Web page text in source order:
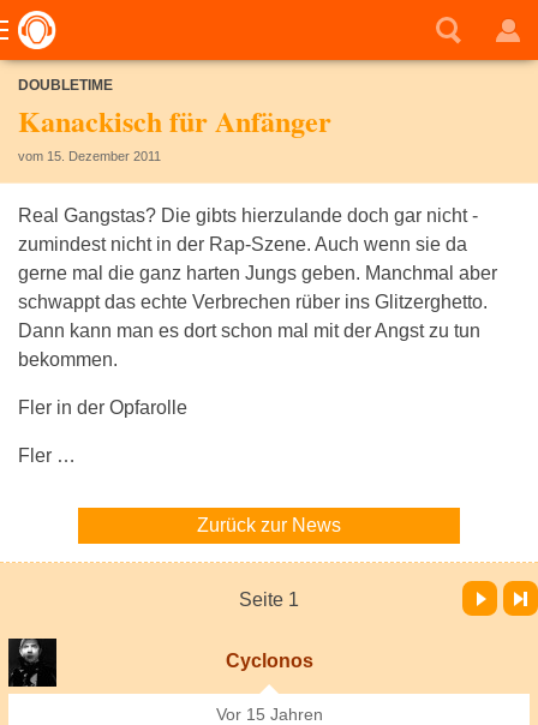
DOUBLETIME
Kanackisch für Anfänger
vom 15. Dezember 2011
Real Gangstas? Die gibts hierzulande doch gar nicht -
zumindest nicht in der Rap-Szene. Auch wenn sie da
gerne mal die ganz harten Jungs geben. Manchmal aber
schwappt das echte Verbrechen rüber ins Glitzerghetto.
Dann kann man es dort schon mal mit der Angst zu tun
bekommen.
Fler in der Opfarolle
Fler …
Zurück zur News
Seite 1
Vor Letzte Seite
Cyclonos
Vor 15 Jahren